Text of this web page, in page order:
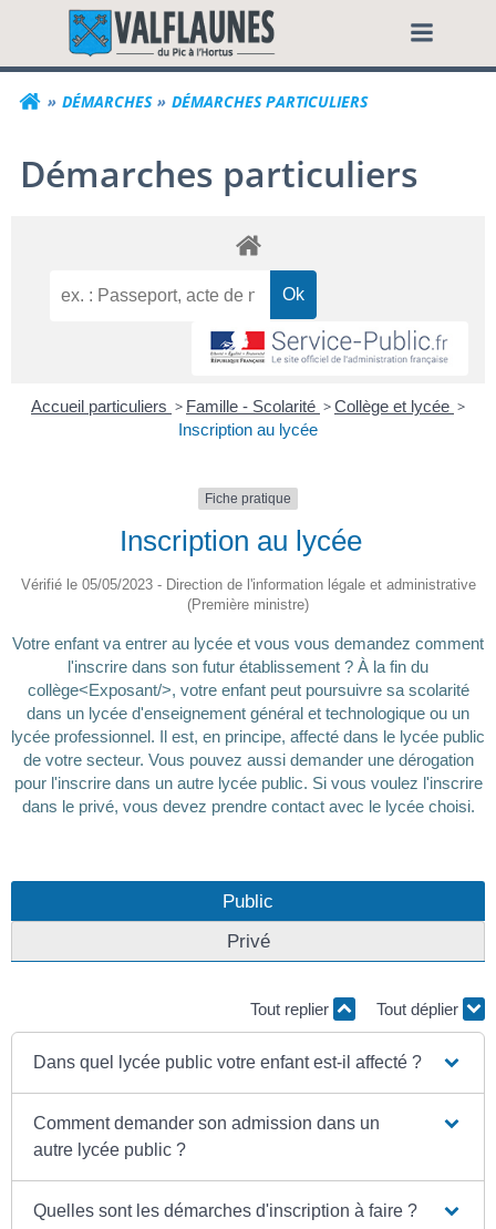
contenuCommune de
DÉMARCHES DÉMARCHES PARTICULIERS
Démarches particuliers
Accueil particuliers > Famille - Scolarité >Collège et lycée >
Inscription au lycée
Fiche pratique
Inscription au lycée
Vérifié le 05/05/2023 - Direction de l'information légale et administrative
(Première ministre)
Votre enfant va entrer au lycée et vous vous demandez comment
l'inscrire dans son futur établissement ? À la fin du
collège<Exposant/>, votre enfant peut poursuivre sa scolarité
dans un lycée d'enseignement général et technologique ou un
lycée professionnel. Il est, en principe, affecté dans le lycée public
de votre secteur. Vous pouvez aussi demander une dérogation
pour l'inscrire dans un autre lycée public. Si vous voulez l'inscrire
dans le privé, vous devez prendre contact avec le lycée choisi.
Public
Privé
Tout replier Tout déplier
Dans quel lycée public votre enfant est-il affecté ?
Comment demander son admission dans un
autre lycée public ?
Quelles sont les démarches d'inscription à faire ?